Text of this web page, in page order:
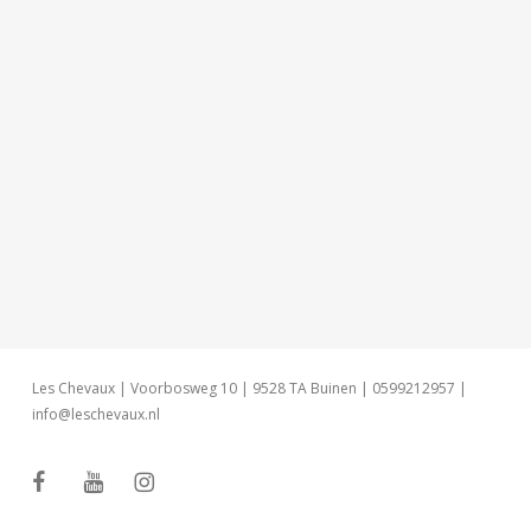
Les Chevaux | Voorbosweg 10 | 9528 TA Buinen | 0599212957 |
info@leschevaux.nl